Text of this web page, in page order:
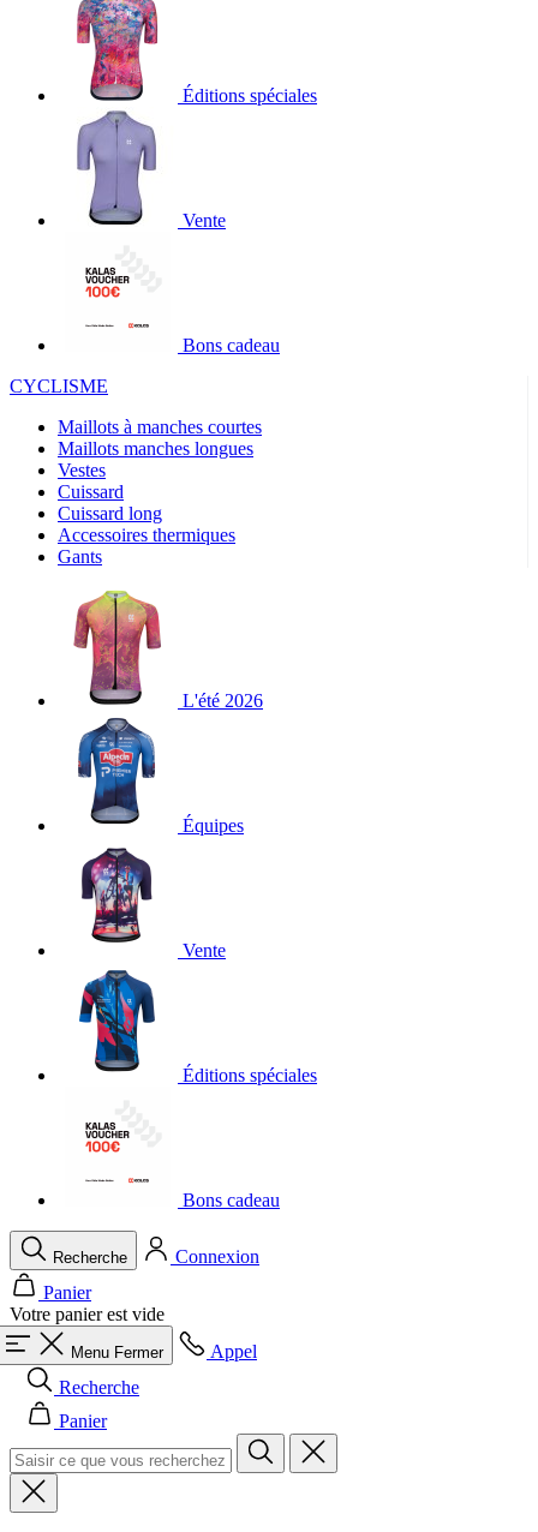
Éditions spéciales
Vente
Bons cadeau
CYCLISME
Maillots à manches courtes
Maillots manches longues
Vestes
Cuissard
Cuissard long
Accessoires thermiques
Gants
L'été 2026
Équipes
Vente
Éditions spéciales
Bons cadeau
Recherche
Connexion
Panier
Votre panier est vide
Menu Fermer
Appel
Recherche
Panier